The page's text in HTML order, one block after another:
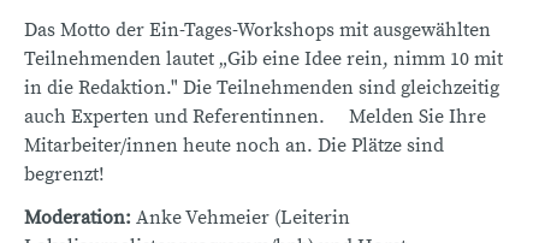
Das Motto der Ein-Tages-Workshops mit ausgewählten
Teilnehmenden lautet „Gib eine Idee rein, nimm 10 mit
in die Redaktion." Die Teilnehmenden sind gleichzeitig
auch Experten und Referentinnen. Melden Sie Ihre
Mitarbeiter/innen heute noch an. Die Plätze sind
begrenzt!
Moderation: Anke Vehmeier (Leiterin